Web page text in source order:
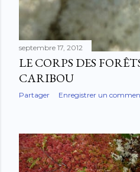
septembre 17, 2012
LE CORPS DES
CARIBOU
Partager Enregistrer un